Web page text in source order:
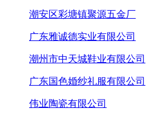
潮安区彩塘镇聚源五金厂
广东雅诚德实业有限公司
潮州市中天城鞋业有限公司
广东国色婚纱礼服有限公司
伟业陶瓷有限公司